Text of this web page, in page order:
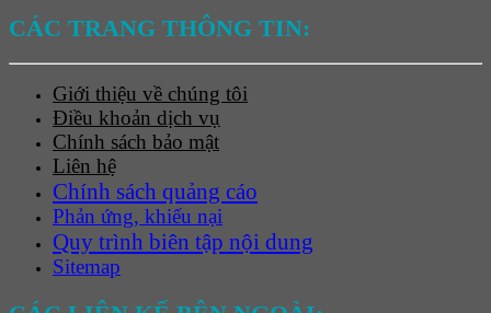
CÁC TRANG THÔNG TIN:
Giới thiệu về chúng tôi
Điều khoản dịch vụ
Chính sách bảo mật
Liên hệ
Chính sách quảng cáo
Phản ứng, khiếu nại
Quy trình biên tập nội dung
Sitemap